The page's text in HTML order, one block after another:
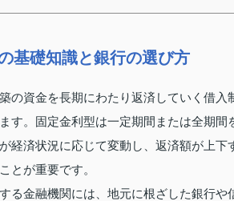
基礎知識と銀行の選び方
の資金を長期にわたり返済していく借入
す。固定金利型は一定期間または全期
経済状況に応じて変動し、返済額が上
とが重要です。
る金融機関には、地元に根ざした銀行